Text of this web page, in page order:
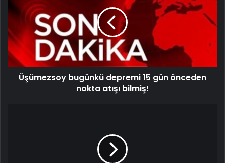
Üşümezsoy bugünkü depremi 15 gün önceden
nokta atışı bilmiş!